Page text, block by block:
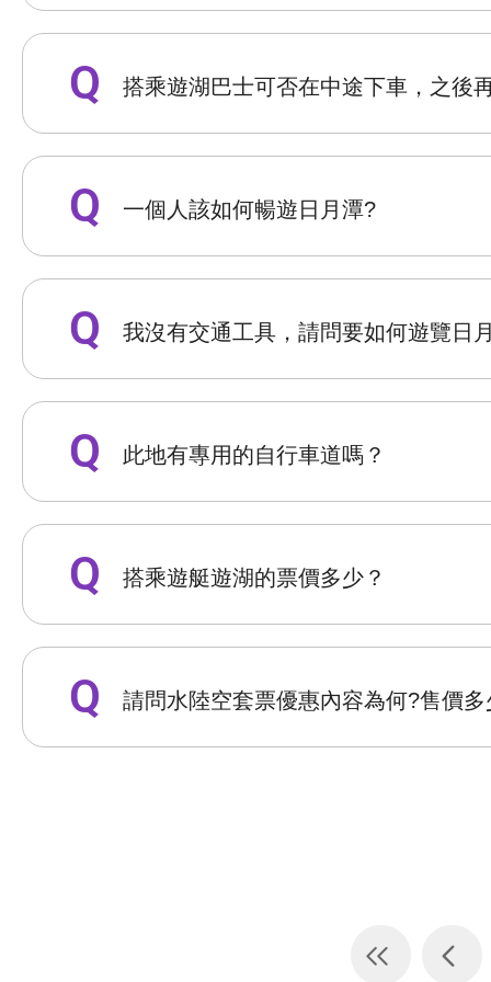
搭乘遊湖巴士可否在中途下車，之後
一個人該如何暢遊日月潭?
我沒有交通工具，請問要如何遊覽日
此地有專用的自行車道嗎？
搭乘遊艇遊湖的票價多少？
請問水陸空套票優惠內容為何?售價多